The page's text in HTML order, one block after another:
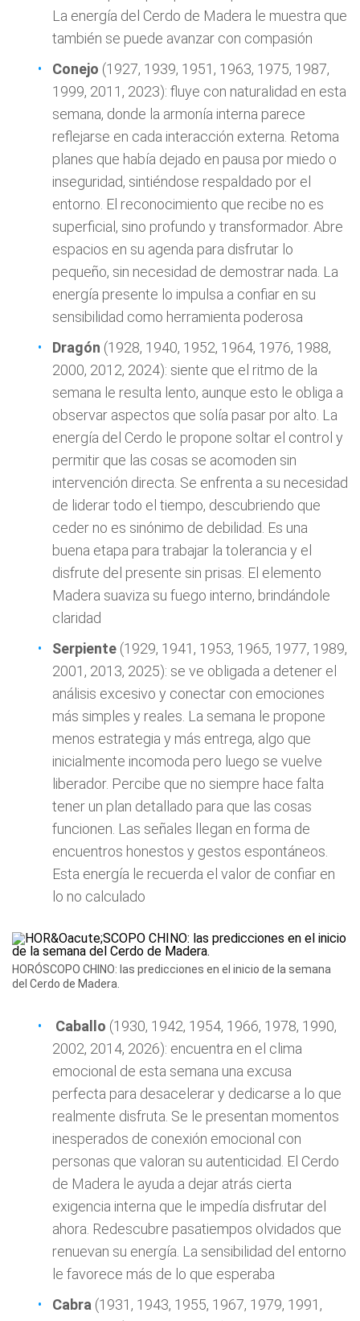
La energía del Cerdo de Madera le muestra que
también se puede avanzar con compasión
Conejo (1927, 1939, 1951, 1963, 1975, 1987,
1999, 2011, 2023): fluye con naturalidad en esta
semana, donde la armonía interna parece
reflejarse en cada interacción externa. Retoma
planes que había dejado en pausa por miedo o
inseguridad, sintiéndose respaldado por el
entorno. El reconocimiento que recibe no es
superficial, sino profundo y transformador. Abre
espacios en su agenda para disfrutar lo
pequeño, sin necesidad de demostrar nada. La
energía presente lo impulsa a confiar en su
sensibilidad como herramienta poderosa
Dragón (1928, 1940, 1952, 1964, 1976, 1988,
2000, 2012, 2024): siente que el ritmo de la
semana le resulta lento, aunque esto le obliga a
observar aspectos que solía pasar por alto. La
energía del Cerdo le propone soltar el control y
permitir que las cosas se acomoden sin
intervención directa. Se enfrenta a su necesidad
de liderar todo el tiempo, descubriendo que
ceder no es sinónimo de debilidad. Es una
buena etapa para trabajar la tolerancia y el
disfrute del presente sin prisas. El elemento
Madera suaviza su fuego interno, brindándole
claridad
Serpiente (1929, 1941, 1953, 1965, 1977, 1989,
2001, 2013, 2025): se ve obligada a detener el
análisis excesivo y conectar con emociones
más simples y reales. La semana le propone
menos estrategia y más entrega, algo que
inicialmente incomoda pero luego se vuelve
liberador. Percibe que no siempre hace falta
tener un plan detallado para que las cosas
funcionen. Las señales llegan en forma de
encuentros honestos y gestos espontáneos.
Esta energía le recuerda el valor de confiar en
lo no calculado
HORÓSCOPO CHINO: las predicciones en el inicio de la semana
del Cerdo de Madera.
Caballo (1930, 1942, 1954, 1966, 1978, 1990,
2002, 2014, 2026): encuentra en el clima
emocional de esta semana una excusa
perfecta para desacelerar y dedicarse a lo que
realmente disfruta. Se le presentan momentos
inesperados de conexión emocional con
personas que valoran su autenticidad. El Cerdo
de Madera le ayuda a dejar atrás cierta
exigencia interna que le impedía disfrutar del
ahora. Redescubre pasatiempos olvidados que
renuevan su energía. La sensibilidad del entorno
le favorece más de lo que esperaba
Cabra (1931, 1943, 1955, 1967, 1979, 1991,